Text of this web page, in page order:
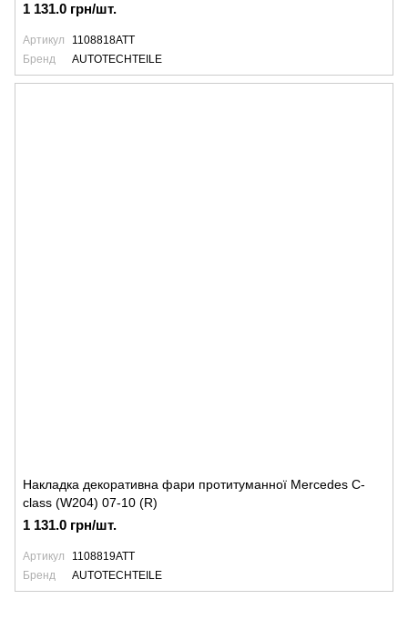
1 131.0 грн/шт.
Артикул
1108818ATT
Бренд
AUTOTECHTEILE
Накладка декоративна фари протитуманної Mercedes C-
class (W204) 07-10 (R)
1 131.0 грн/шт.
Артикул
1108819ATT
Бренд
AUTOTECHTEILE